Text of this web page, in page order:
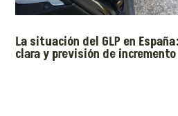
La situación del GLP en
clara y previsión de incremento